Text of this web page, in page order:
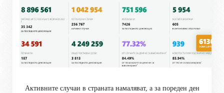
Активните случаи в страната намаляват, а за пореден ден